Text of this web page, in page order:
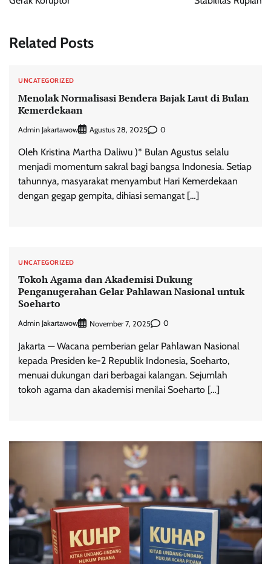
Related Posts
UNCATEGORIZED
Menolak Normalisasi Bendera Bajak Laut di Bulan
Kemerdekaan
Admin Jakartawow Agustus 28, 2025 0
Oleh Kristina Martha Daliwu )* Bulan Agustus selalu
menjadi momentum sakral bagi bangsa Indonesia. Setiap
tahunnya, masyarakat menyambut Hari Kemerdekaan
dengan gegap gempita, dihiasi semangat […]
UNCATEGORIZED
Tokoh Agama dan Akademisi Dukung
Penganugerahan Gelar Pahlawan Nasional untuk
Soeharto
Admin Jakartawow November 7, 2025 0
Jakarta — Wacana pemberian gelar Pahlawan Nasional
kepada Presiden ke-2 Republik Indonesia, Soeharto,
menuai dukungan dari berbagai kalangan. Sejumlah
tokoh agama dan akademisi menilai Soeharto […]